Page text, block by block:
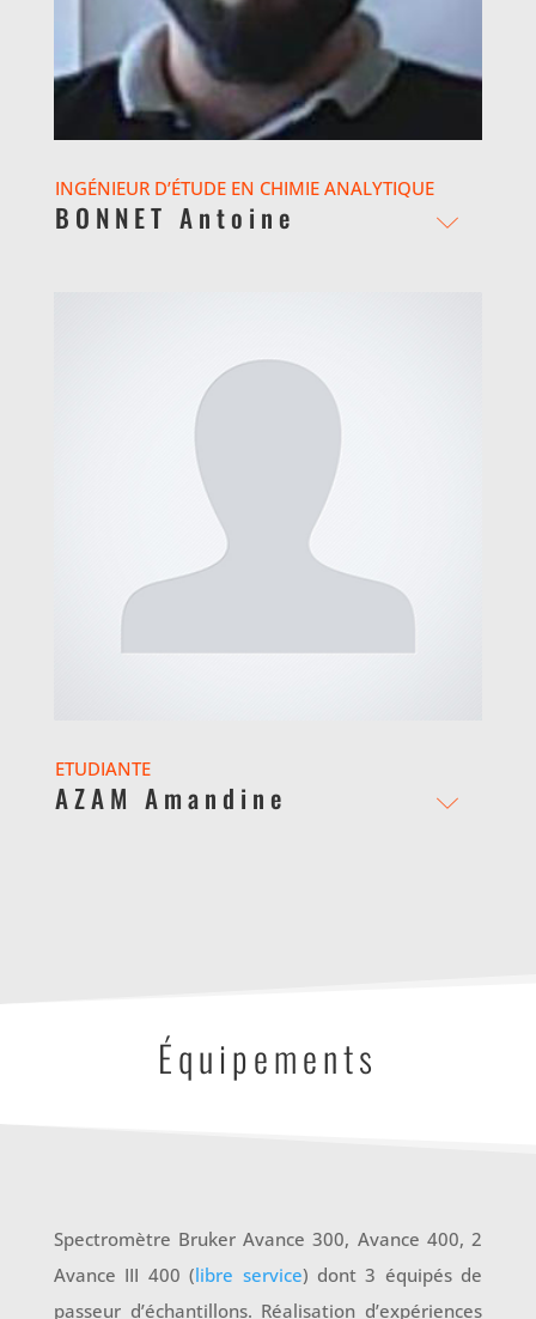
INGÉNIEUR D’ÉTUDE EN CHIMIE ANALYTIQUE
BONNET Antoine
ETUDIANTE
AZAM Amandine
Équipements
Spectromètre Bruker Avance 300, Avance 400, 2
Avance III 400 (libre service) dont 3 équipés de
passeur d’échantillons. Réalisation d’expériences